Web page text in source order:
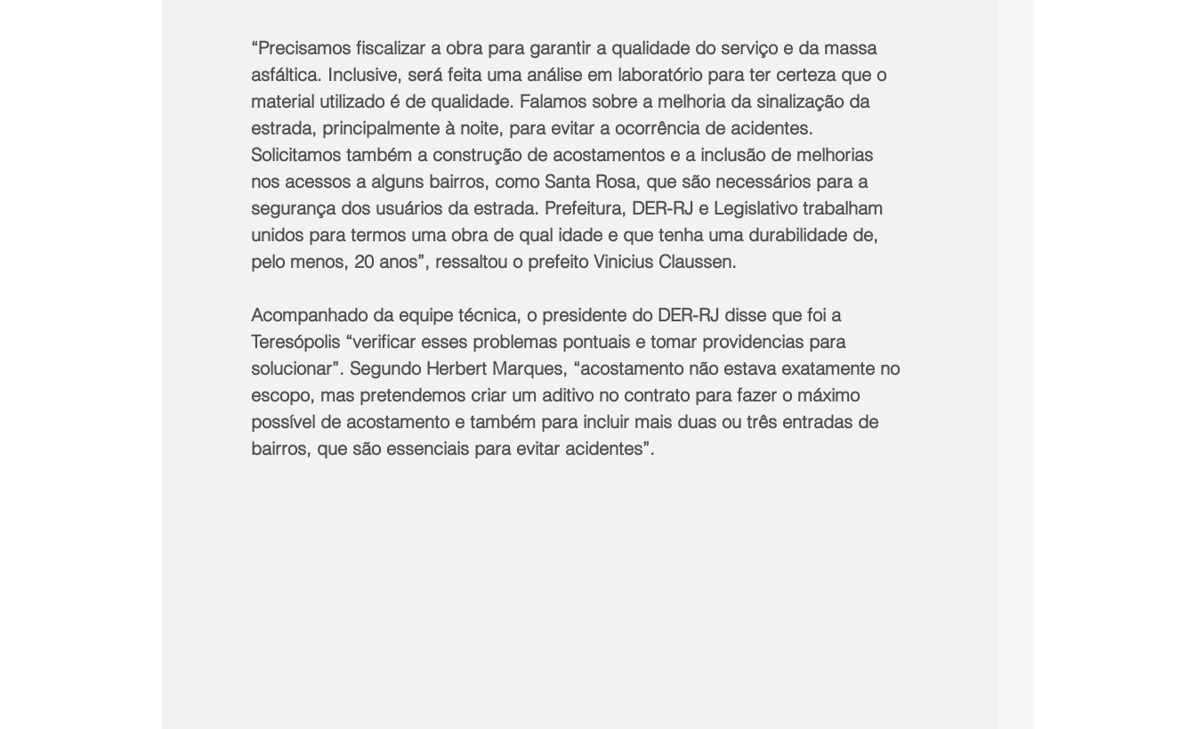
“Precisamos fiscalizar a obra para garantir a qualidade do serviço e da massa
asfáltica. Inclusive, será feita uma análise em laboratório para ter certeza que o
material utilizado é de qualidade. Falamos sobre a melhoria da sinalização da
estrada, principalmente à noite, para evitar a ocorrência de acidentes.
Solicitamos também a construção de acostamentos e a inclusão de melhorias
nos acessos a alguns bairros, como Santa Rosa, que são necessários para a
segurança dos usuários da estrada. Prefeitura, DER-RJ e Legislativo trabalham
unidos para termos uma obra de qual idade e que tenha uma durabilidade de,
pelo menos, 20 anos”, ressaltou o prefeito Vinicius Claussen.
Acompanhado da equipe técnica, o presidente do DER-RJ disse que foi a
Teresópolis “verificar esses problemas pontuais e tomar providencias para
solucionar”. Segundo Herbert Marques, “acostamento não estava exatamente no
escopo, mas pretendemos criar um aditivo no contrato para fazer o máximo
possível de acostamento e também para incluir mais duas ou três entradas de
bairros, que são essenciais para evitar acidentes”.